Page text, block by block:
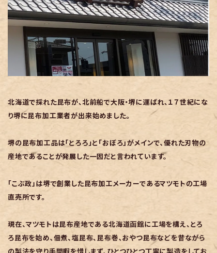
北海道で採れた昆布が、北前船で大阪・堺に運ばれ、１７世紀にな
り堺に昆布加工業者が出来始めました。
堺の昆布加工品は「とろろ」と「おぼろ」がメインで、優れた刃物の
産地であることが発展した一因だと言われています。
「こぶ政」は堺で創業した昆布加工メーカーであるマツモトの工場
直売所です。
現在、マツモトは昆布産地である北海道函館に工場を構え、とろ
ろ昆布を始め、佃煮、塩昆布、昆布巻、おやつ昆布などを昔ながら
の製法を守り手間暇を惜しまず、ひとつひとつ丁寧に製造をしてお